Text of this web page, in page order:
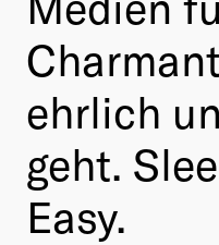
ehrlich
geht.
Easy.